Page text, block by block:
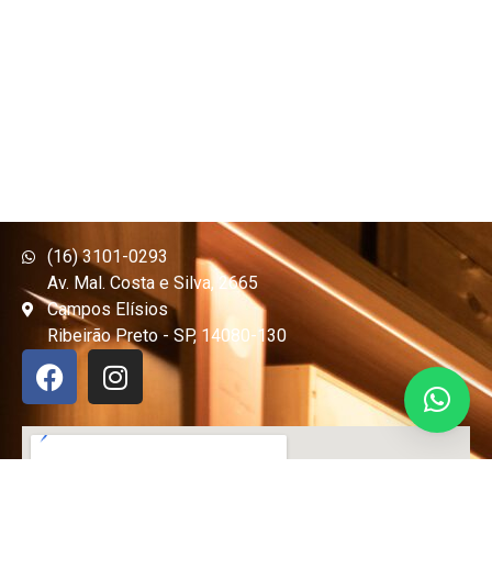
(16) 3101-0293
Av. Mal. Costa e Silva, 2665
Campos Elísios
Ribeirão Preto - SP, 14080-130